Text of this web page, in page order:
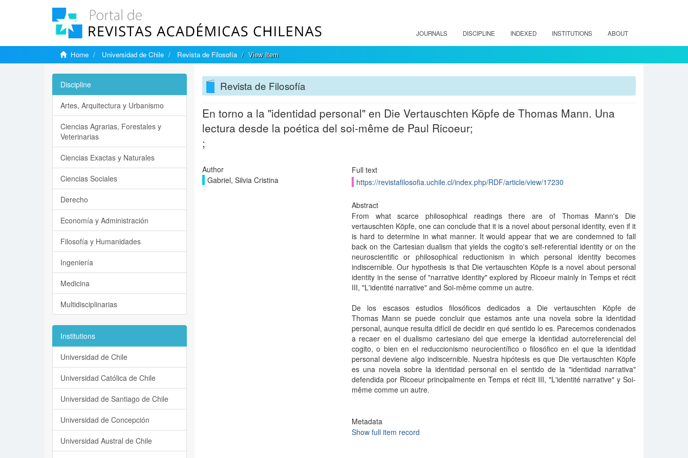
JOURNALS DISCIPLINE INDEXED INSTITUTIONS ABOUT
Home Universidad de Chile Revista de Filosofía View Item
Revista de Filosofía
En torno a la "identidad personal" en Die Vertauschten Köpfe de Thomas Mann. Una
lectura desde la poética del soi-même de Paul Ricoeur;
;
Author
Gabriel, Silvia Cristina
Full text
https://revistafilosofia.uchile.cl/index.php/RDF/article/view/17230
Abstract
From what scarce philosophical readings there are of Thomas Mann's Die
vertauschten Köpfe, one can conclude that it is a novel about personal identity, even if it
is hard to determine in what manner. It would appear that we are condemned to fall
back on the Cartesian dualism that yields the cogito's self-referential identity or on the
neuroscientific or philosophical reductionism in which personal identity becomes
indiscernible. Our hypothesis is that Die vertauschten Köpfe is a novel about personal
identity in the sense of "narrative identity" explored by Ricoeur mainly in Temps et récit
III, "L'identité narrative" and Soi-même comme un autre.
De los escasos estudios filosóficos dedicados a Die vertauschten Köpfe de
Thomas Mann se puede concluir que estamos ante una novela sobre la identidad
personal, aunque resulta difícil de decidir en qué sentido lo es. Parecemos condenados
a recaer en el dualismo cartesiano del que emerge la identidad autorreferencial del
cogito, o bien en el reduccionismo neurocientífico o filosófico en el que la identidad
personal deviene algo indiscernible. Nuestra hipótesis es que Die vertauschten Köpfe
es una novela sobre la identidad personal en el sentido de la "identidad narrativa"
defendida por Ricoeur principalmente en Temps et récit III, "L'identité narrative" y Soi-
même comme un autre.
Metadata
Show full item record
Discipline
Artes, Arquitectura y Urbanismo
Ciencias Agrarias, Forestales y
Veterinarias
Ciencias Exactas y Naturales
Ciencias Sociales
Derecho
Economía y Administración
Filosofía y Humanidades
Ingeniería
Medicina
Multidisciplinarias
Institutions
Universidad de Chile
Universidad Católica de Chile
Universidad de Santiago de Chile
Universidad de Concepción
Universidad Austral de Chile